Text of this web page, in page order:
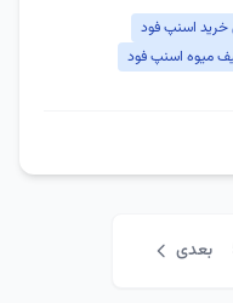
خرید اسنپ فود
میوه اسنپ فود
بعدی